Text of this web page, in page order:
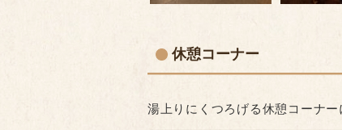
休憩コーナー
湯上りにくつろげる休憩コーナ